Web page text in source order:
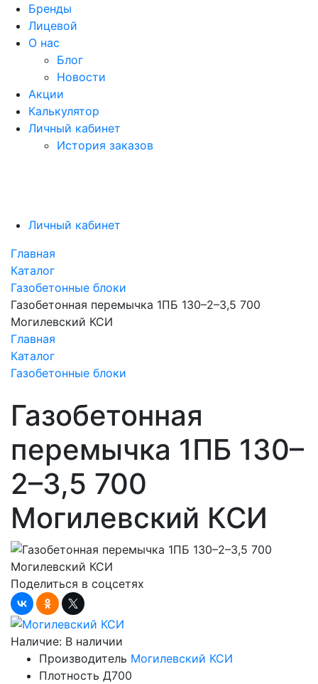
Бренды
Лицевой
О нас
Блог
Новости
Акции
Калькулятор
Личный кабинет
История заказов
Личный кабинет
Главная
Каталог
Газобетонные блоки
Газобетонная перемычка 1ПБ 130–2–3,5 700
Могилевский КСИ
Главная
Каталог
Газобетонные блоки
Газобетонная
перемычка 1ПБ 130–
2–3,5 700
Могилевский КСИ
Поделиться в соцсетях
Наличие: В наличии
Производитель Могилевский КСИ
Плотность Д700